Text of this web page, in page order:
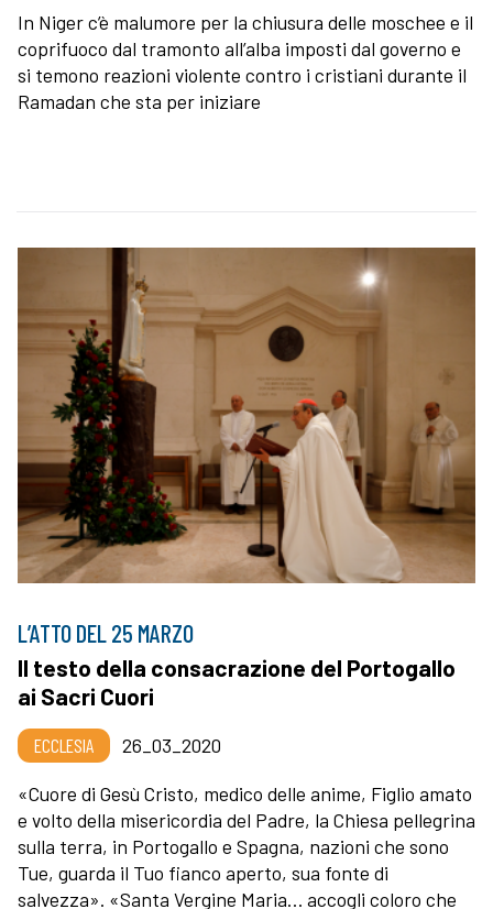
In Niger c’è malumore per la chiusura delle moschee e il
coprifuoco dal tramonto all’alba imposti dal governo e
si temono reazioni violente contro i cristiani durante il
Ramadan che sta per iniziare
L’ATTO DEL 25 MARZO
Il testo della consacrazione del Portogallo
ai Sacri Cuori
ECCLESIA
26_03_2020
«Cuore di Gesù Cristo, medico delle anime, Figlio amato
e volto della misericordia del Padre, la Chiesa pellegrina
sulla terra, in Portogallo e Spagna, nazioni che sono
Tue, guarda il Tuo fianco aperto, sua fonte di
salvezza». «Santa Vergine Maria… accogli coloro che